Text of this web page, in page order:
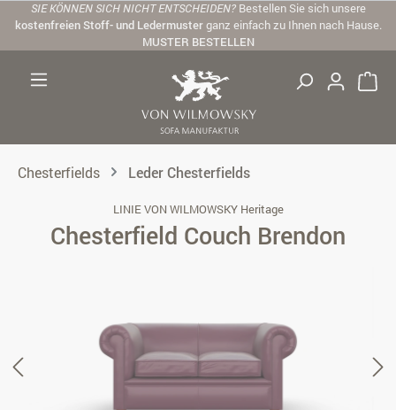
Zum Hauptinhalt springen
SIE KÖNNEN SICH NICHT ENTSCHEIDEN? Bestellen Sie sich unsere
kostenfreien Stoff- und Ledermusterganz einfach zu Ihnen nach Hause.
MUSTER BESTELLEN
Chesterfields Leder Chesterfields
LINIE VON WILMOWSKY Heritage
Chesterfield Couch Brendon